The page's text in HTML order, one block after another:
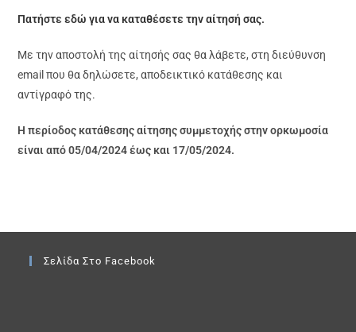
Πατήστε εδώ για να καταθέσετε την αίτησή σας.
Με την αποστολή της αίτησής σας θα λάβετε, στη διεύθυνση
email που θα δηλώσετε, αποδεικτικό κατάθεσης και
αντίγραφό της.
Η περίοδος κατάθεσης αίτησης συμμετοχής στην ορκωμοσία
είναι από 05/04/2024 έως και 17/05/2024.
Σελίδα Στο Facebook